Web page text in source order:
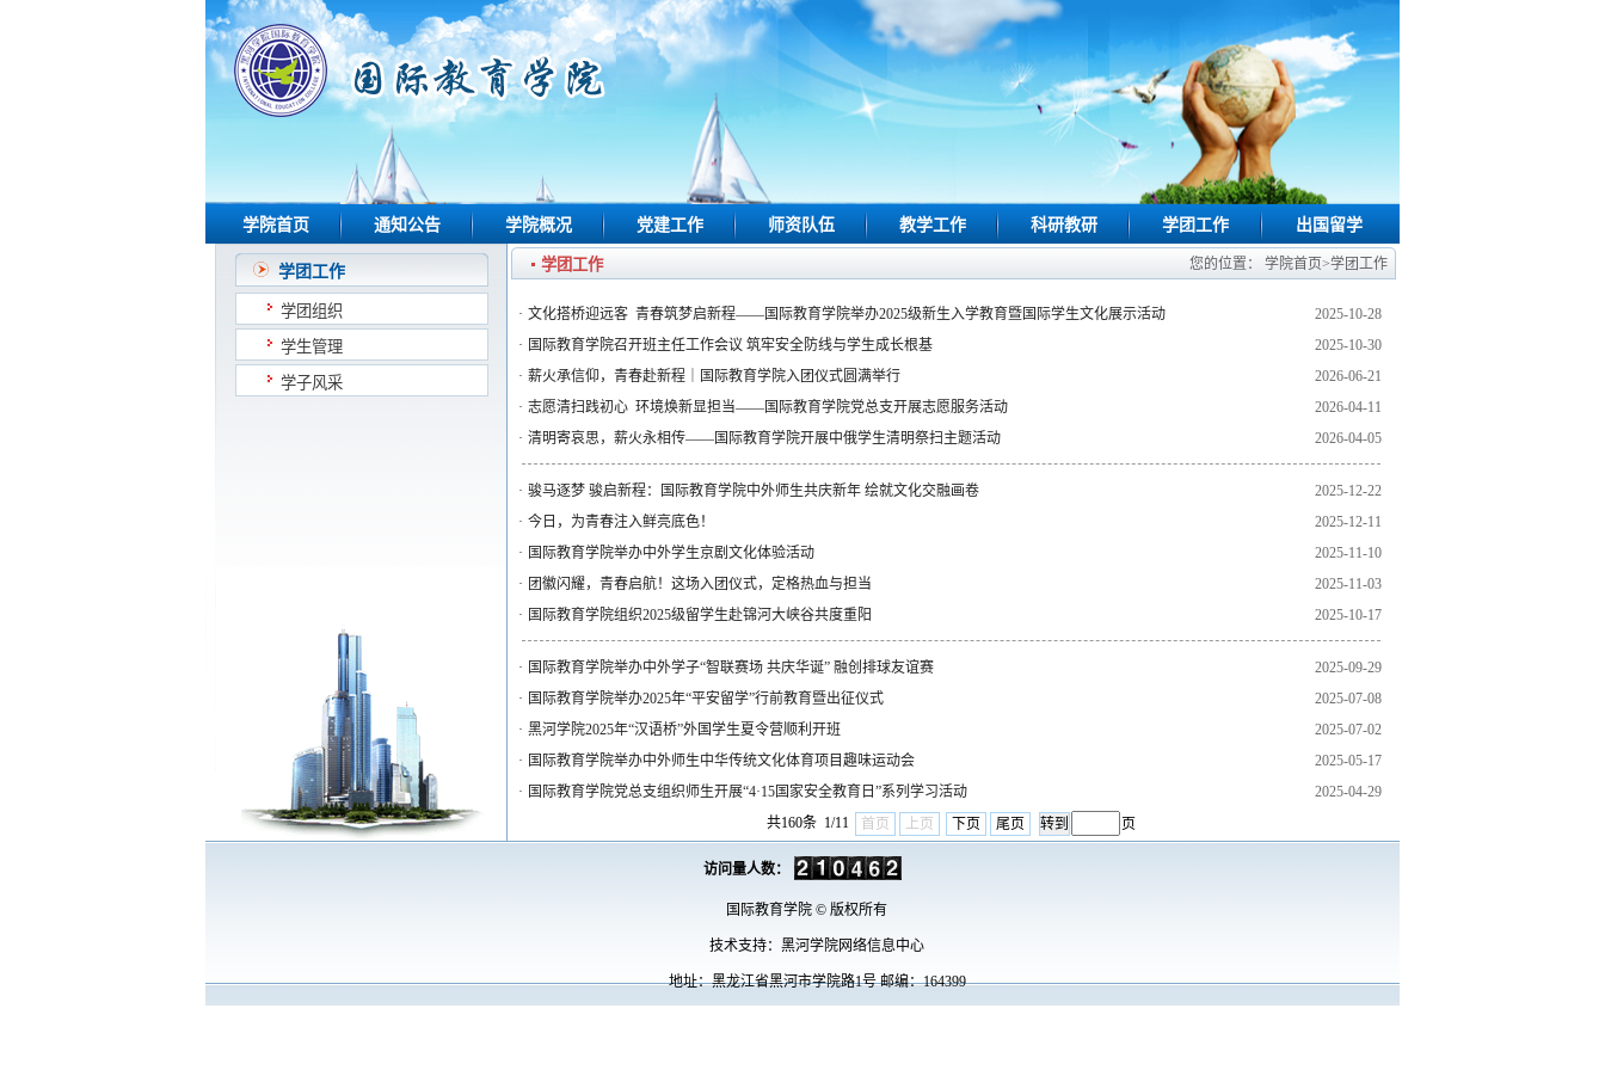
学院首页 通知公告 学院概况 党建工作 师资队伍 教学工作 科研教研 学团工作 出国留学
学团工作
学团组织
学生管理
学子风采
学团工作 您的位置： 学院首页>学团工作
· 文化搭桥迎远客 青春筑梦启新程——国际教育学院举办2025级新生入学教育暨国际学生文化展示活动
2025-10-28
· 国际教育学院召开班主任工作会议 筑牢安全防线与学生成长根基
2025-10-30
· 薪火承信仰，青春赴新程｜国际教育学院入团仪式圆满举行
2026-06-21
· 志愿清扫践初心 环境焕新显担当——国际教育学院党总支开展志愿服务活动
2026-04-11
· 清明寄哀思，薪火永相传——国际教育学院开展中俄学生清明祭扫主题活动 2026-04-05
· 骏马逐梦 骏启新程：国际教育学院中外师生共庆新年 绘就文化交融画卷
2025-12-22
· 今日，为青春注入鲜亮底色！
2025-12-11
· 国际教育学院举办中外学生京剧文化体验活动
2025-11-10
· 团徽闪耀，青春启航！这场入团仪式，定格热血与担当
2025-11-03
· 国际教育学院组织2025级留学生赴锦河大峡谷共度重阳 2025-10-17
· 国际教育学院举办中外学子“智联赛场 共庆华诞” 融创排球友谊赛
2025-09-29
· 国际教育学院举办2025年“平安留学”行前教育暨出征仪式
2025-07-08
· 黑河学院2025年“汉语桥”外国学生夏令营顺利开班
2025-07-02
· 国际教育学院举办中外师生中华传统文化体育项目趣味运动会
2025-05-17
· 国际教育学院党总支组织师生开展“4·15国家安全教育日”系列学习活动
2025-04-29
共160条 1/11
首页 上页 下页 尾页 页
访问量人数：
国际教育学院© 版权所有
技术支持：黑河学院网络信息中心
地址：黑龙江省黑河市学院路1号 邮编：164399